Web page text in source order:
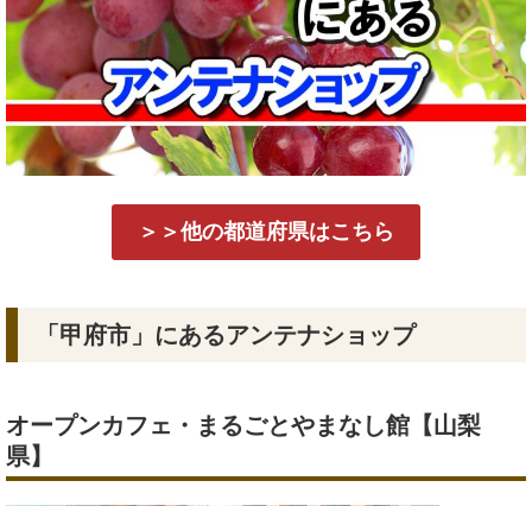
＞＞他の都道府県はこちら
「甲府市」にあるアンテナショップ
オープンカフェ・まるごとやまなし館【山梨
県】